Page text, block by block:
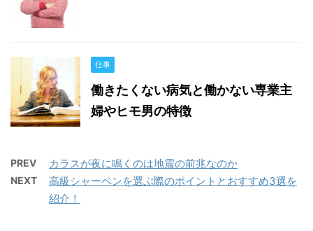
仕事
働きたくない病気と働かない専業主
婦やヒモ男の特徴
PREV カラスが夜に鳴くのは地震の前兆なのか
NEXT
高級シャーペンを選ぶ際のポイントとおすすめ3選を
紹介！